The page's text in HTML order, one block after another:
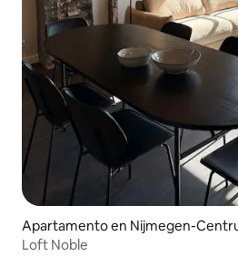
Apartamento en Nijmegen-
Loft Noble